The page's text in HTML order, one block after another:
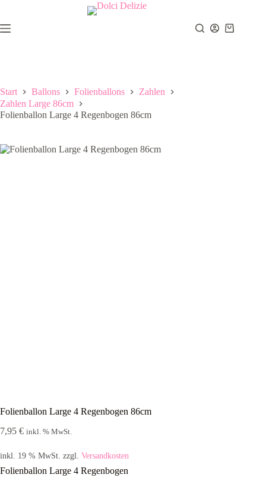
springen
Warenkorb
Start Ballons Folienballons
Zahlen
Zahlen Large 86cm
Folienballon Large 4 Regenbogen 86cm
Folienballon Large 4 Regenbogen 86cm
7,95 € inkl. % MwSt.
inkl. 19 % MwSt. zzgl. Versandkosten
Folienballon Large 4 Regenbogen